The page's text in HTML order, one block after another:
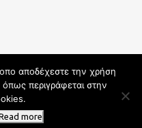
- All Rights Reserved | An
by
αποδέχεστε την χρήση
περιγράφεται στην
more